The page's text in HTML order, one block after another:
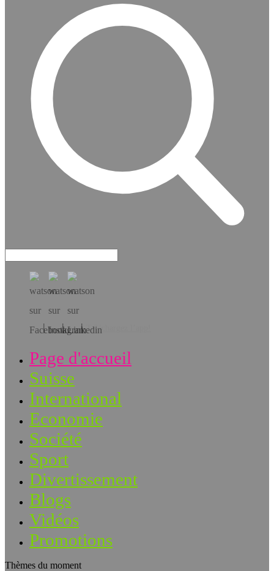
Téléchargez l’app!
Page d'accueil
Suisse
International
Economie
Société
Sport
Divertissement
Blogs
Vidéos
Promotions
Thèmes du moment